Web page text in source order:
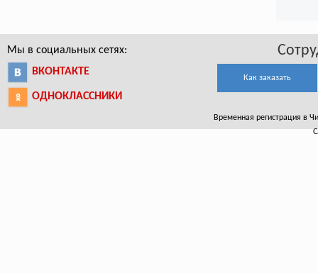
Мы в социальных сетях:
ВКОНТАКТЕ
ОДНОКЛАССНИКИ
Как заказать
Временная регистрация в